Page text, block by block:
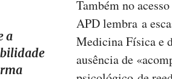
a
Também no
APD lembra a
Medicina Física e
ausência de